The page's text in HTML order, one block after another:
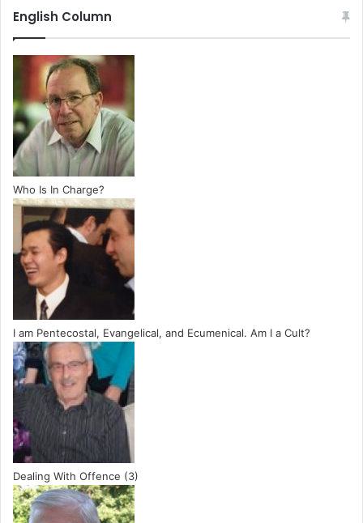
English Column
Who Is In Charge?
I am Pentecostal, Evangelical, and Ecumenical. Am I a Cult?
Dealing With Offence (3)